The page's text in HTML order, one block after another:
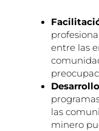
entre las
las
minero